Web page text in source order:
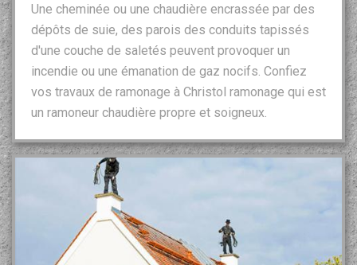
Une cheminée ou une chaudière encrassée par des
dépôts de suie, des parois des conduits tapissés
d'une couche de saletés peuvent provoquer un
incendie ou une émanation de gaz nocifs. Confiez
vos travaux de ramonage à Christol ramonage qui est
un ramoneur chaudière propre et soigneux.